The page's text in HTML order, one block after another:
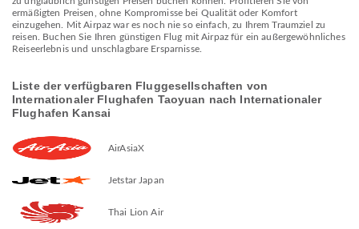
ermäßigten Preisen, ohne Kompromisse bei Qualität oder Komfort
einzugehen. Mit Airpaz war es noch nie so einfach, zu Ihrem Traumziel zu
reisen. Buchen Sie Ihren günstigen Flug mit Airpaz für ein außergewöhnliches
Reiseerlebnis und unschlagbare Ersparnisse.
Liste der verfügbaren Fluggesellschaften von
Internationaler Flughafen Taoyuan nach Internationaler
Flughafen Kansai
AirAsiaX
Jetstar Japan
Thai Lion Air